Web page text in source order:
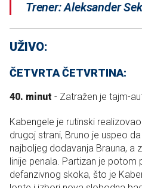
Trener: Aleksander
UŽIVO:
ČETVRTA ČETVRTINA:
40. minut - Zatražen je tajm-
Kabengele je rutinski
drugoj strani, Bruno je uspeo
najboljeg dodavanja Brauna, a
linije penala. Partizan je
defanzivnog skoka, što je